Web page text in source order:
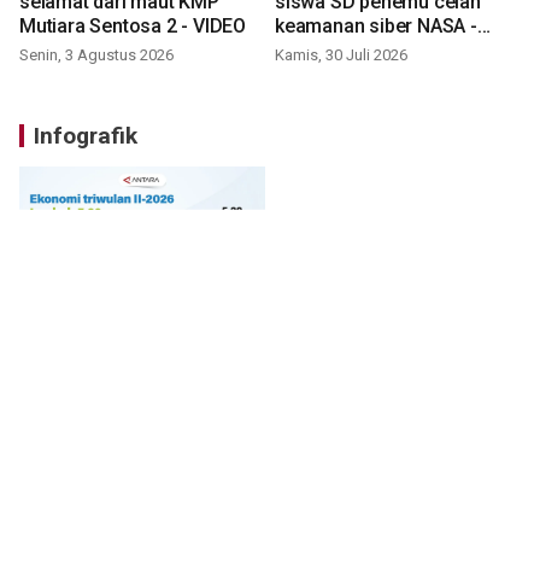
Mutiara Sentosa 2 - VIDEO
Senin, 3 Agustus 2026
keamanan siber NASA -
VIDEO
Kamis, 30 Juli 2026
Infografik